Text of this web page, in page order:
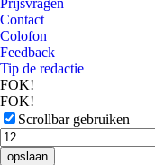
Prijsvragen
Contact
Colofon
Feedback
Tip de redactie
FOK!
FOK!
Scrollbar gebruiken
opslaan